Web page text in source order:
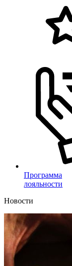
Программа
лояльности
Новости